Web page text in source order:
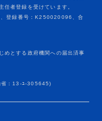
任者登録を受けています。
登録番号：K250020096、合
めとする政府機関への届出済事
省：13-ﾕ-305645)